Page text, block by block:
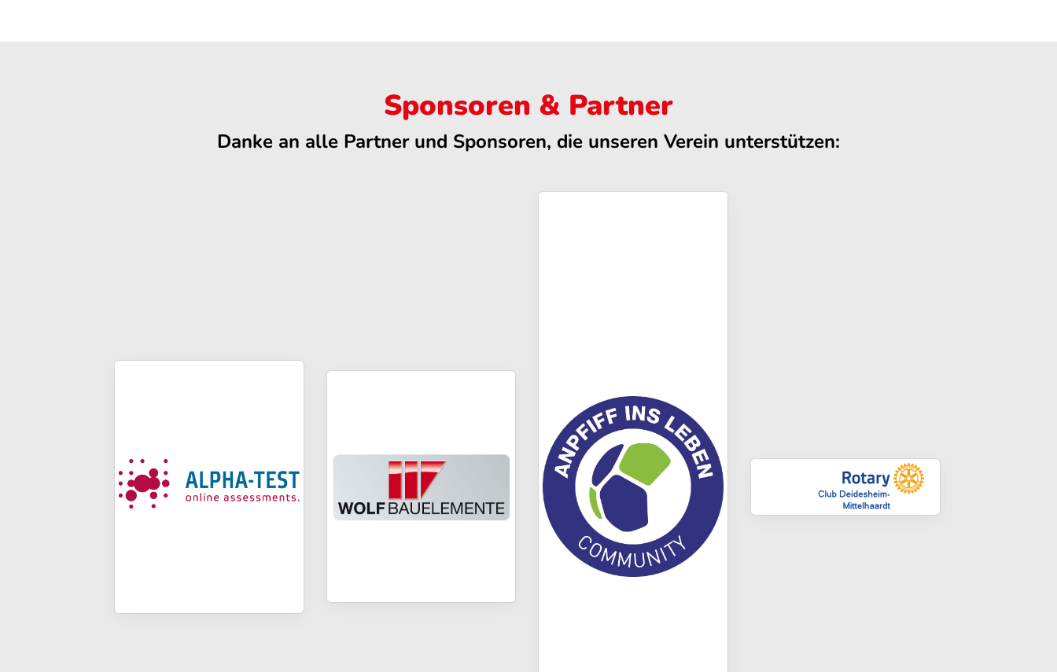
Sponsoren & Partner
Danke an alle Partner und Sponsoren, die unseren Verein unterstützen: